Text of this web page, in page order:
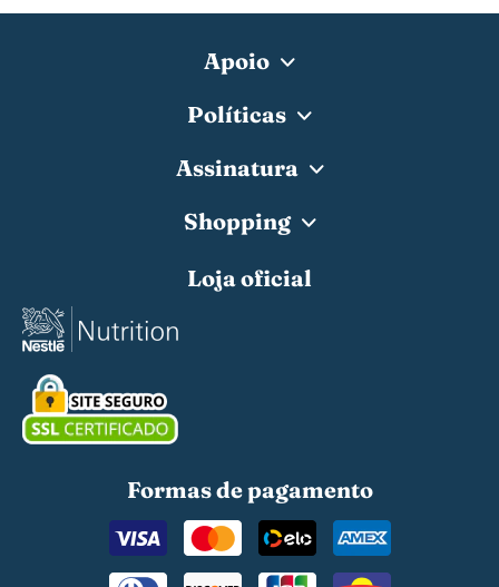
Apoio
Políticas
Assinatura
Shopping
Loja oficial
Formas de pagamento